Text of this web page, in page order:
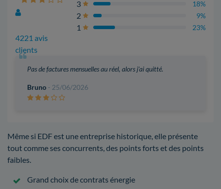
4221 avis
clients
3 18%
2 9%
1 23%
Pas de factures mensuelles au réel, alors j'ai quitté.
Bruno - 25/06/2026
Même si EDF est une entreprise historique, elle présente
tout comme ses concurrents, des points forts et des points
faibles.
Grand choix de contrats énergie